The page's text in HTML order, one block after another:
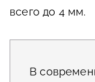
всего до 4 мм.
В